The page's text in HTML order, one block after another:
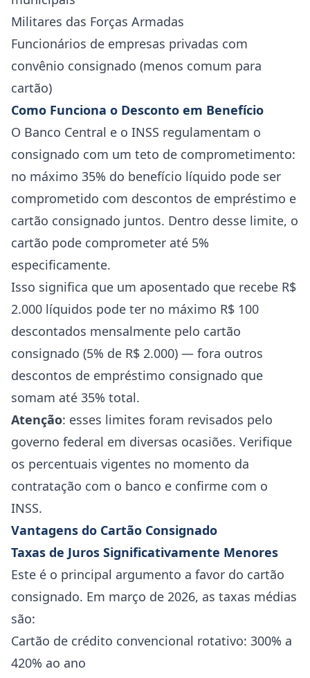
Militares das Forças Armadas
Funcionários de empresas privadas com
convênio consignado (menos comum para
cartão)
Como Funciona o Desconto em Benefício
O Banco Central e o INSS regulamentam o
consignado com um teto de comprometimento:
no máximo 35% do benefício líquido pode ser
comprometido com descontos de empréstimo e
cartão consignado juntos. Dentro desse limite, o
cartão pode comprometer até 5%
especificamente.
Isso significa que um aposentado que recebe R$
2.000 líquidos pode ter no máximo R$ 100
descontados mensalmente pelo cartão
consignado (5% de R$ 2.000) — fora outros
descontos de empréstimo consignado que
somam até 35% total.
Atenção: esses limites foram revisados pelo
governo federal em diversas ocasiões. Verifique
os percentuais vigentes no momento da
contratação com o banco e confirme com o
INSS.
Vantagens do Cartão Consignado
Taxas de Juros Significativamente Menores
Este é o principal argumento a favor do cartão
consignado. Em março de 2026, as taxas médias
são:
Cartão de crédito convencional rotativo: 300% a
420% ao ano